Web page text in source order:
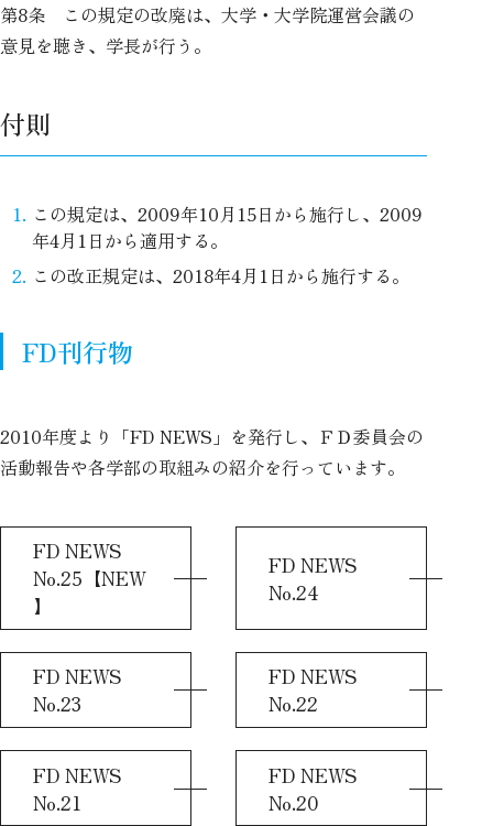
第8条 この規定の改廃は、大学・大学院運営会議の
意見を聴き、学長が行う。
付則
この規定は、2009年10月15日から施行し、2009
年4月1日から適用する。
この改正規定は、2018年4月1日から施行する。
FD刊行物
2010年度より「FD NEWS」を発行し、ＦＤ委員会の
活動報告や各学部の取組みの紹介を行っています。
FD NEWS
No.25【NEW
】
FD NEWS
No.24
FD NEWS
No.23
FD NEWS
No.22
FD NEWS
No.21
FD NEWS
No.20